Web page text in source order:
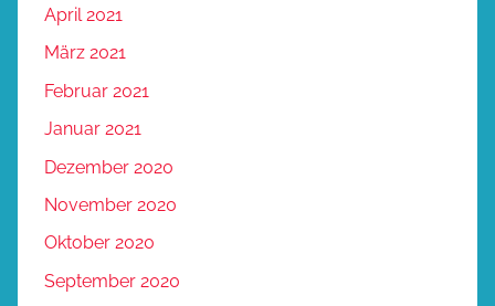
April 2021
März 2021
Februar 2021
Januar 2021
Dezember 2020
November 2020
Oktober 2020
September 2020